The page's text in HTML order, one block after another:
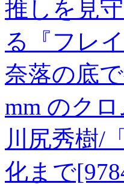
推しを見
る『フレ
奈落の底
mm のクロ
川尻秀樹/
化まで